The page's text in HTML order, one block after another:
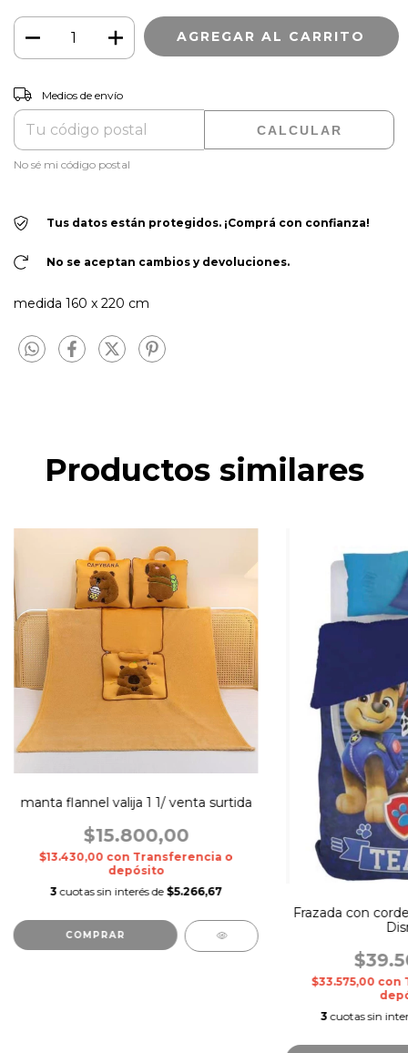
Entregas para el CP:
Medios de envío
CALCULAR
No sé mi código postal
Tus datos están protegidos. ¡Comprá con confianza!
No se aceptan cambios y devoluciones.
medida 160 x 220 cm
Productos similares
manta flannel valija 1 1/ venta surtida
$15.800,00
$13.430,00 con Transferencia o
depósito
3 cuotas sin interés de $5.266,67
Frazada con
$33.575,00 con
3 cuotas sin